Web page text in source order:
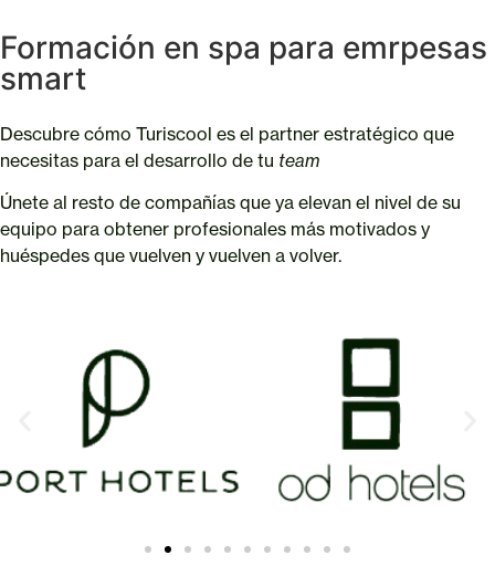
Formación en spa para emrpesas
smart
Descubre cómo Turiscool es el partner estratégico que
necesitas para el desarrollo de tu team
Únete al resto de compañías que ya elevan el nivel de su
equipo para obtener profesionales más motivados y
huéspedes que vuelven y vuelven a volver.